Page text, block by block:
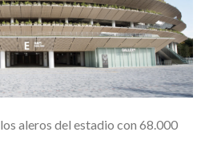
aleros del estadio con 68.000